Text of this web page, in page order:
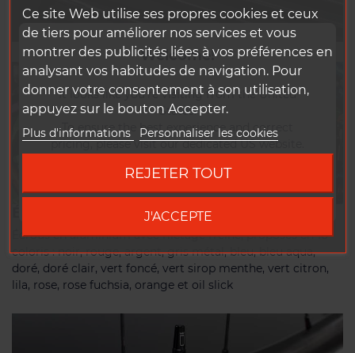
Welcome!
It looks like you're visiting from the United
States.
To ensure the best experience and correct
pricing, please visit our dedicated US website.
Go to DUKE US site
Écrous en aluminium avec filetage freiné, proposés en 16
coloris : noir, rouge, argent, gris métal, bleu, bleu aqua,
doré, doré clair, vert foncé, vert sirop menthe, vert citron,
lila, rose, rose fuchsia, orange et oil slick
Ce site Web utilise ses propres cookies et ceux
de tiers pour améliorer nos services et vous
montrer des publicités liées à vos préférences en
analysant vos habitudes de navigation. Pour
donner votre consentement à son utilisation,
appuyez sur le bouton Accepter.
Plus d'informations Personnaliser les cookies
REJETER TOUT
J'ACCEPTE